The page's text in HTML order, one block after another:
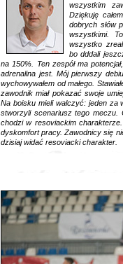
wszystkim
Dziękuję
dobrych słów
wszystkimi.
wszystko
bo dddali
na 150%. Ten zespół ma
adrenalina jest. Mój pierwszy
wychowywałem od małego.
zawodnik miał pokazać swoje
Na boisku mieli walczyć: jeden za
stworzyli scenariusz tego meczu.
chodzi w resoviackim
dyskomfort pracy. Zawodnicy się
dzisiaj widać resoviacki charakter.